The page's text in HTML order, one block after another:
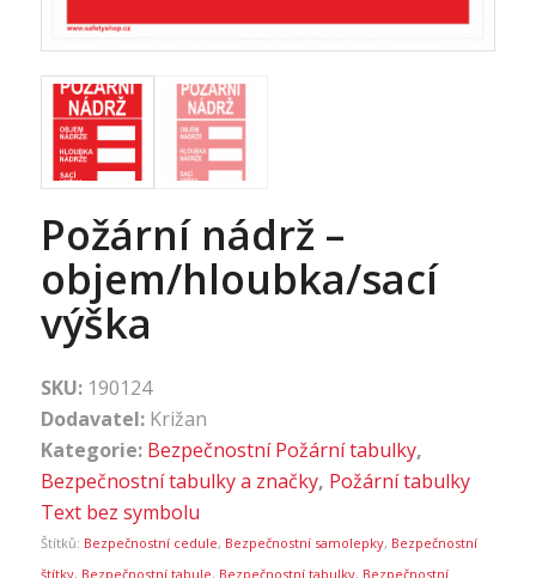
Požární nádrž –
objem/hloubka/sací
výška
SKU: 190124
Dodavatel: Križan
Kategorie: Bezpečnostní Požární tabulky,
Bezpečnostní tabulky a značky, Požární tabulky
Text bez symbolu
Štítků: Bezpečnostní cedule, Bezpečnostní samolepky, Bezpečnostní
štítky, Bezpečnostní tabule, Bezpečnostní tabulky, Bezpečnostní